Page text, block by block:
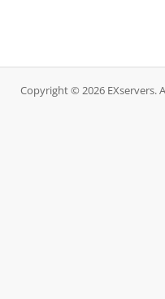
Copyright © 2026 EXservers.